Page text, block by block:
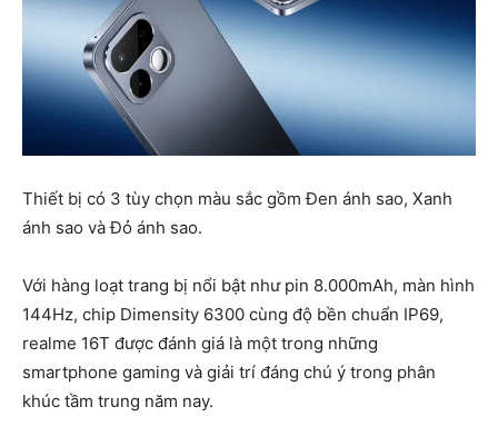
Thiết bị có 3 tùy chọn màu sắc gồm Đen ánh sao, Xanh
ánh sao và Đỏ ánh sao.
Với hàng loạt trang bị nổi bật như pin 8.000mAh, màn hình
144Hz, chip Dimensity 6300 cùng độ bền chuẩn IP69,
realme 16T được đánh giá là một trong những
smartphone gaming và giải trí đáng chú ý trong phân
khúc tầm trung năm nay.